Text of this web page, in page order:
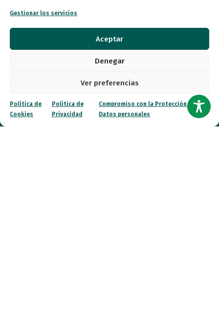
Gestionar los servicios
Aceptar
Denegar
Ver preferencias
Política de
Cookies
Política de
Privacidad
Compromiso con la Protección de
Datos personales
Autismo
Noticias